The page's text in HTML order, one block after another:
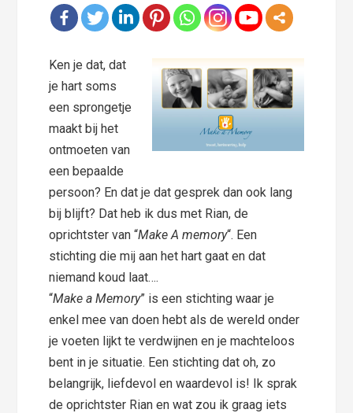
Ken je dat, dat
je hart soms
een sprongetje
maakt bij het
ontmoeten van
een bepaalde
persoon? En dat je dat gesprek dan ook lang
bij blijft? Dat heb ik dus met Rian, de
oprichtster van “Make A memory“. Een
stichting die mij aan het hart gaat en dat
niemand koud laat….
“Make a Memory” is een stichting waar je
enkel mee van doen hebt als de wereld onder
je voeten lijkt te verdwijnen en je machteloos
bent in je situatie. Een stichting dat oh, zo
belangrijk, liefdevol en waardevol is! Ik sprak
de oprichtster Rian en wat zou ik graag iets